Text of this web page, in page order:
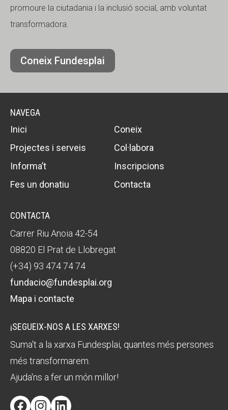
promoure la ciutadania i la inclusió social, amb voluntat
transformadora.
Coneix Fundesplai
NAVEGA
Inici
Coneix
Projectes i serveis
Col·labora
Informa’t
Inscripcions
Fes un donatiu
Contacta
CONTACTA
Carrer Riu Anoia 42-54
08820 El Prat de Llobregat
(+34) 93 474 74 74
fundacio@fundesplai.org
Mapa i contacte
¡SEGUEIX-NOS A LES XARXES!
Suma't a la xarxa Fundesplai, quantes més persones
més transformarem.
Ajuda'ns a fer un món millor!
FacebookInstagram
LinkedIn